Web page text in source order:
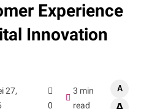
Experience
Innovation
27,
0
3 min
read
A